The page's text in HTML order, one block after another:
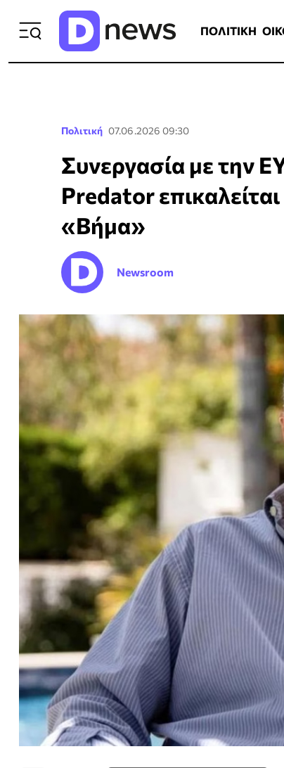
ΠΟΛΙΤΙΚΗ
Πολιτική 07.06.2026 09:30
Συνεργασία με την
Predator
«Βήμα»
Newsroom